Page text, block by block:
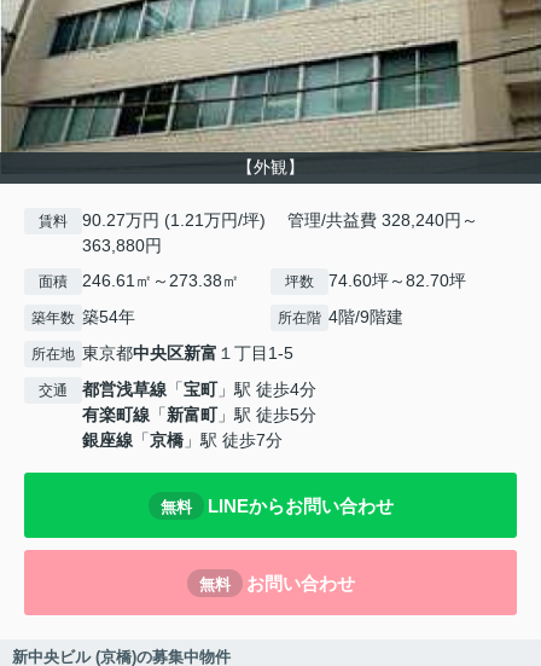
【外観】
賃料
90.27万円 (1.21万円/坪) 管理/共益費 328,240円～
363,880円
面積 246.61㎡～273.38㎡ 坪数 74.60坪～82.70坪
築年数 築54年 所在階 4階/9階建
所在地 東京都中央区新富 １丁目1-5
交通 都営浅草線 「宝町」駅 徒歩4分
有楽町線 「新富町」駅 徒歩5分
銀座線 「京橋 」駅 徒歩7分
無料 LINEからお問い合わせ
無料 お問い合わせ
新中央ビル (京橋)の募集中物件